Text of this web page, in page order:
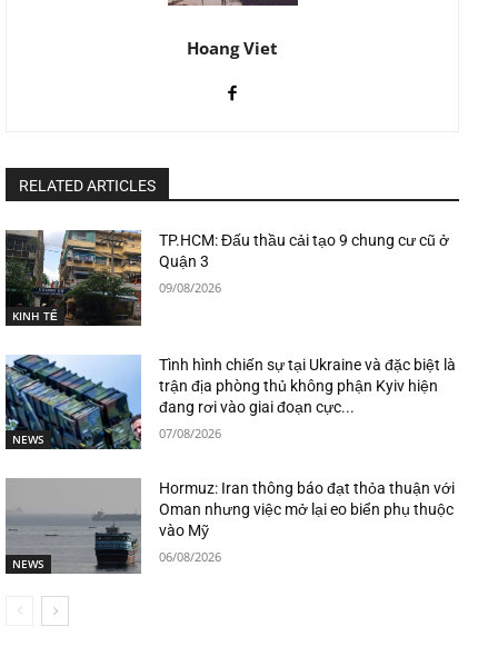
Hoang Viet
RELATED ARTICLES
KINH TẾ
TP.HCM: Đấu thầu cải tạo 9 chung cư cũ ở
Quận 3
09/08/2026
NEWS
Tình hình chiến sự tại Ukraine và đặc biệt là
trận địa phòng thủ không phận Kyiv hiện
đang rơi vào giai đoạn cực...
07/08/2026
NEWS
Hormuz: Iran thông báo đạt thỏa thuận với
Oman nhưng việc mở lại eo biển phụ thuộc
vào Mỹ
06/08/2026